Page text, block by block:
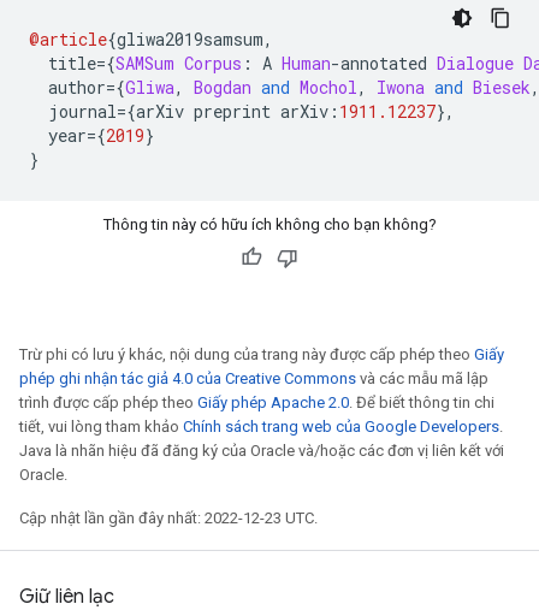
@article{gliwa2019samsum,
title={SAMSum Corpus : A Human-annotated Dialogue
author={Gliwa, Bogdan and Mochol, Iwona and Biesek,
journal={arXiv preprint arXiv : 1911.12237},
year={2019}
}
Thông tin này có hữu ích không cho bạn không?
Trừ phi có lưu ý khác, nội dung của trang này được cấp phép theo Giấy
phép ghi nhận tác giả 4.0 của Creative Commons và các mẫu mã lập
trình được cấp phép theo Giấy phép Apache 2.0. Để biết thông tin chi
tiết, vui lòng tham khảo Chính sách trang web của Google Developers.
Java là nhãn hiệu đã đăng ký của Oracle và/hoặc các đơn vị liên kết với
Oracle.
Cập nhật lần gần đây nhất: 2022-12-23 UTC.
Giữ liên lạc